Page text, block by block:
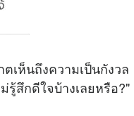
t
เห็นถึงความเป็นกังวล
รู้สึกดีใจบ้างเลยหรือ?"